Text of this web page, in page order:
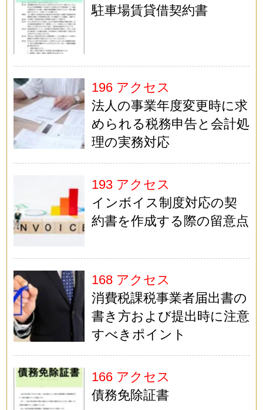
駐車場賃貸借契約書
196 アクセス
法人の事業年度変更時に求
められる税務申告と会計処
理の実務対応
193 アクセス
インボイス制度対応の契
約書を作成する際の留意点
168 アクセス
消費税課税事業者届出書の
書き方および提出時に注意
すべきポイント
166 アクセス
債務免除証書